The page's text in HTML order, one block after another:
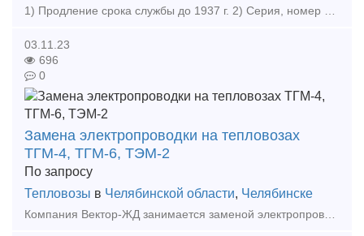
03.11.23
696
0
Замена электропроводки на тепловозах
ТГМ-4, ТГМ-6, ТЭМ-2
По запросу
Тепловозы в Челябинской области, Челябинске